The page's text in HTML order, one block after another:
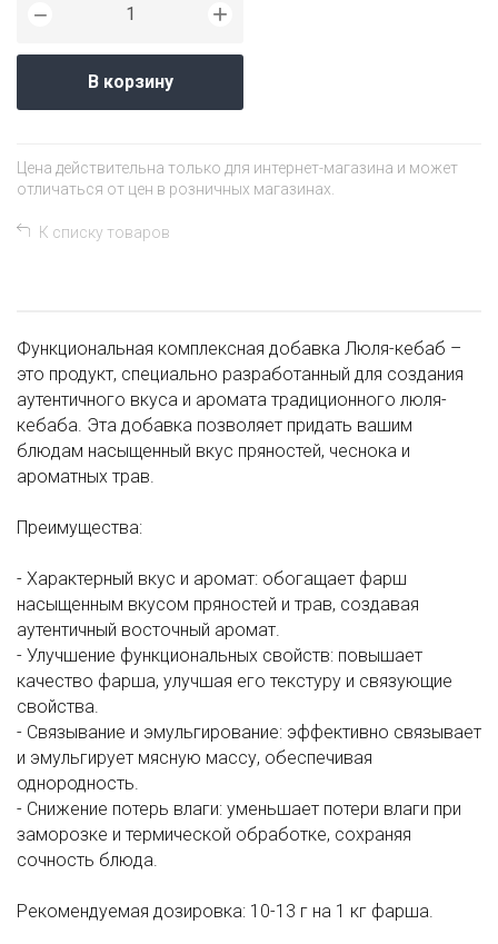
− +
В корзину
Цена действительна только для интернет-магазина и может
отличаться от цен в розничных магазинах.
К списку товаров
Функциональная комплексная добавка Люля-кебаб –
это продукт, специально разработанный для создания
аутентичного вкуса и аромата традиционного люля-
кебаба. Эта добавка позволяет придать вашим
блюдам насыщенный вкус пряностей, чеснока и
ароматных трав.
Преимущества:
- Характерный вкус и аромат: обогащает фарш
насыщенным вкусом пряностей и трав, создавая
аутентичный восточный аромат.
- Улучшение функциональных свойств: повышает
качество фарша, улучшая его текстуру и связующие
свойства.
- Связывание и эмульгирование: эффективно связывает
и эмульгирует мясную массу, обеспечивая
однородность.
- Снижение потерь влаги: уменьшает потери влаги при
заморозке и термической обработке, сохраняя
сочность блюда.
Рекомендуемая дозировка: 10-13 г на 1 кг фарша.